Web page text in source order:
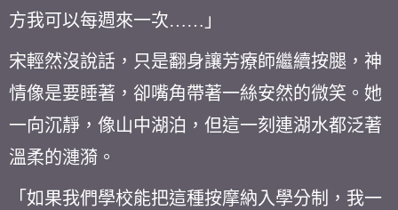
方我可以每週來一次……」
宋輕然沒說話，只是翻身讓芳療師繼續按腿，神
情像是要睡著，卻嘴角帶著一絲安然的微笑。她
一向沉靜，像山中湖泊，但這一刻連湖水都泛著
溫柔的漣漪。
「如果我們學校能把這種按摩納入學分制，我一